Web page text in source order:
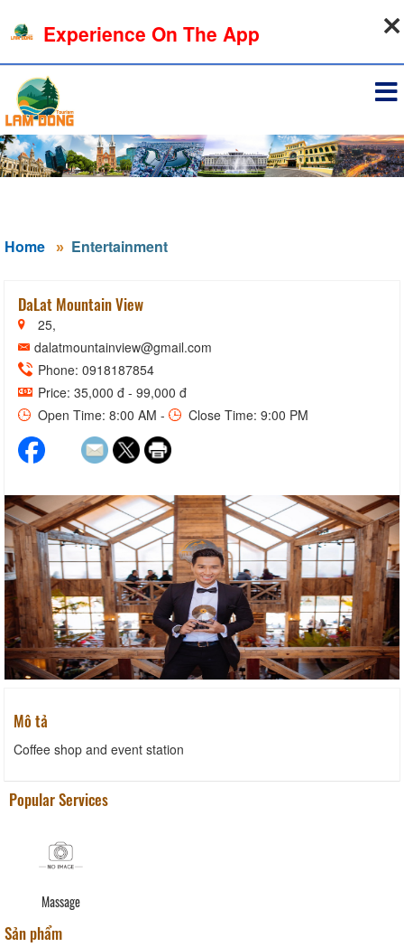
Home Entertainment
DaLat Mountain View
25,
dalatmountainview@gmail.com
Phone: 0918187854
Price: 35,000 đ - 99,000 đ
Open Time: 8:00 AM -
Close Time: 9:00 PM
Mô tả
Coffee shop and event station
Popular Services
Massage
Sản phẩm
Experience On The App